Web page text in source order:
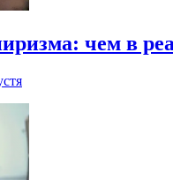
чем в